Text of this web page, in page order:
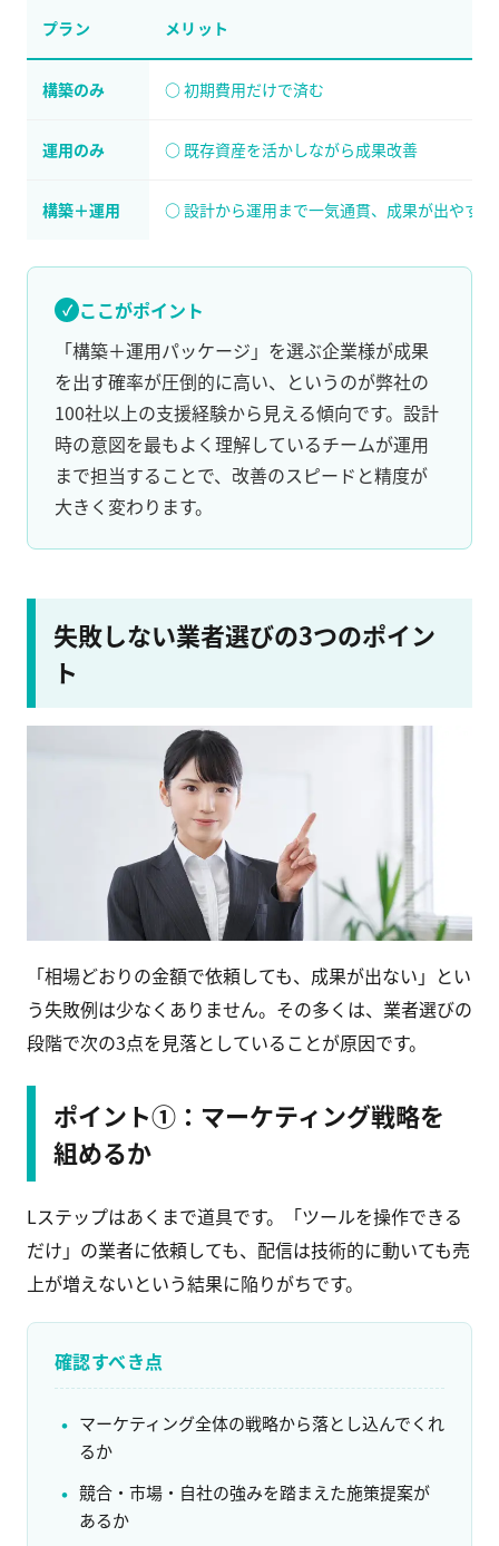
プラン メリット
構築のみ 初期費用だけで済む
運用のみ 既存資産を活かしながら成果改善
構築＋運用 設計から運用まで一気通貫、成果が出やすい
ここがポイント
「構築＋運用パッケージ」を選ぶ企業様が成果
を出す確率が圧倒的に高い、というのが弊社の
100社以上の支援経験から見える傾向です。設計
時の意図を最もよく理解しているチームが運用
まで担当することで、改善のスピードと精度が
大きく変わります。
失敗しない業者選びの3つのポイン
ト
「相場どおりの金額で依頼しても、成果が出ない」とい
う失敗例は少なくありません。その多くは、業者選びの
段階で次の3点を見落としていることが原因です。
ポイント①：マーケティング戦略を
組めるか
Lステップはあくまで道具です。「ツールを操作できる
だけ」の業者に依頼しても、配信は技術的に動いても売
上が増えないという結果に陥りがちです。
確認すべき点
マーケティング全体の戦略から落とし込んでくれ
るか
競合・市場・自社の強みを踏まえた施策提案が
あるか